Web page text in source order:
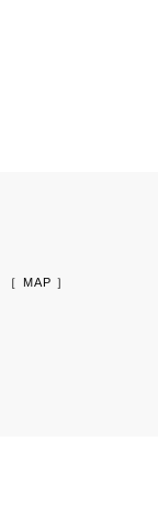
［ MAP ］